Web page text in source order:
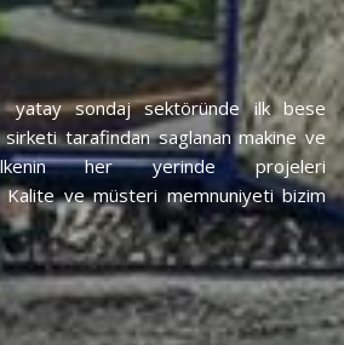
yatay sondaj sektöründe ilk bese
tarafindan saglanan makine ve
her yerinde projeleri
Kalite ve müsteri memnuniyeti bizim